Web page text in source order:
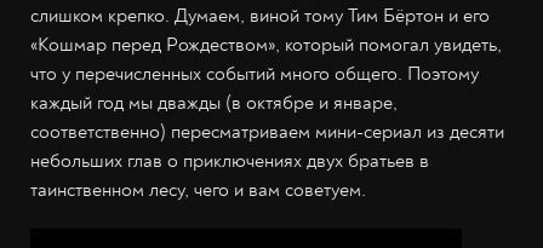
слишком крепко. Думаем, виной тому Тим Бёртон и его
«Кошмар перед Рождеством», который помогал увидеть,
что у перечисленных событий много общего. Поэтому
каждый год мы дважды (в октябре и январе,
соответственно) пересматриваем мини-сериал из десяти
небольших глав о приключениях двух братьев в
таинственном лесу, чего и вам советуем.